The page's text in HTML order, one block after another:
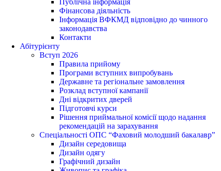
Фінансова діяльність
Інформація ВФКМД відповідно до чинного
законодавства
Контакти
Абітурієнту
Вступ 2026
Правила прийому
Програми вступних випробувань
Державне та регіональне замовлення
Розклад вступної кампанії
Дні відкритих дверей
Підготовчі курси
Рішення приймальної комісії щодо надання
рекомендацій на зарахування
Спеціальності ОПС “Фаховий молодший бакалавр”
Дизайн середовища
Дизайн одягу
Графічний дизайн